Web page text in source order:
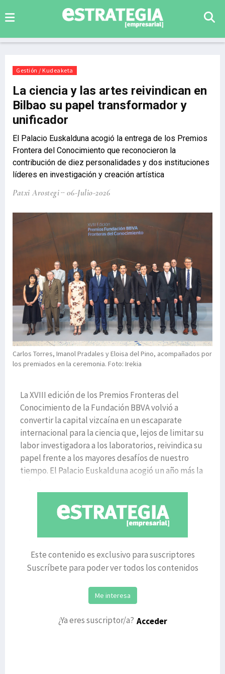
Gestión / Kudeaketa
La ciencia y las artes reivindican en
Bilbao su papel transformador y
unificador
El Palacio Euskalduna acogió la entrega de los Premios
Frontera del Conocimiento que reconocieron la
contribución de diez personalidades y dos instituciones
líderes en investigación y creación artística
Patxi Arostegi 06-Julio-2026
Carlos Torres, Imanol Pradales y Eloisa del Pino, acompañados por
los premiados en la ceremonia. Foto: Irekia
La XVIII edición de los Premios Fronteras del
Conocimiento de la Fundación BBVA volvió a
convertir la capital vizcaína en un escaparate
internacional para la ciencia que, lejos de limitar su
labor investigadora a los laboratorios, reivindica su
papel frente a los mayores desafíos de nuestro
tiempo. El Palacio Euskalduna acogió un año más la
Este contenido es exclusivo para suscriptores
Suscríbete para poder ver todos los contenidos
Me interesa
¿Ya eres suscriptor/a? Acceder